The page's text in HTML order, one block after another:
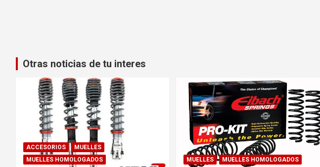
Otras noticias de tu interes
ACCESORIOS
MUELLES
MUELLES HOMOLOGADOS
MUELLES MUELLES HOMOLOGADOS